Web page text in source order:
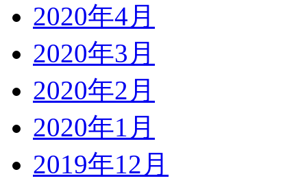
2020年4月
2020年3月
2020年2月
2020年1月
2019年12月